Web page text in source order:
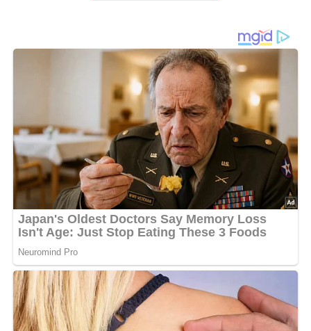
nächstes Nudelgericht oder deine Pizza? In der DDR war
hausgemachte Tomatensoße ein beliebter Bestandteil
vieler Gerichte. Ich teile gerne mit dir ein einfaches Rezept,
damit du diese köstliche Soße zu Hause genießen kannst.